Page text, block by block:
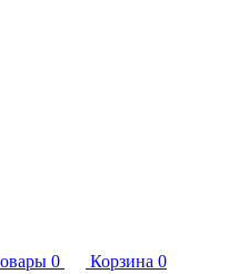
0 Корзина 0